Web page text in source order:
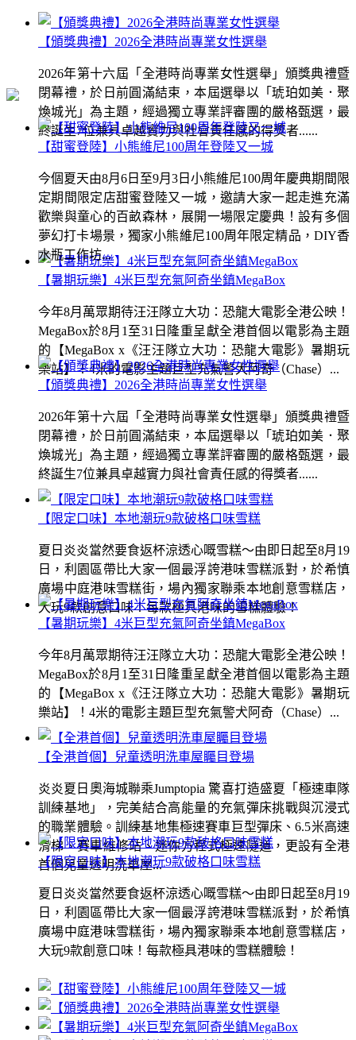
【頒獎典禮】2026全港時尚專業女性選舉
2026年第十六屆「全港時尚專業女性選舉」頒獎典禮暨
閉幕禮，於日前圓滿結束，本屆選舉以「琥珀如美．聚
煥城光」為主題，經過獨立專業評審團的嚴格甄選，最
終誕生7位兼具卓越實力與社會責任感的得獎者......
【暑期玩樂】4米巨型充氣阿奇坐鎮MegaBox
今年8月萬眾期待汪汪隊立大功：恐龍大電影全港公映！
MegaBox於8月1至31日隆重呈獻全港首個以電影為主題
的【MegaBox x《汪汪隊立大功：恐龍大電影》暑期玩
樂站】！4米的電影主題巨型充氣警犬阿奇（Chase）...
【限定口味】本地潮玩9款破格口味雪糕
夏日炎炎當然要食返杯涼透心嘅雪糕～由即日起至8月19
日，利園區帶比大家一個最浮誇港味雪糕派對，於希慎
廣場中庭港味雪糕街，場內獨家聯乘本地創意雪糕店，
大玩9款創意口味！每款極具港味的雪糕體驗！
【全港首個】兒童透明洗車屋矚目登場
炎炎夏日奧海城聯乘Jumptopia 驚喜打造盛夏「極速車隊
訓練基地」，完美結合高能量的充氣彈床挑戰與沉浸式
的職業體驗。訓練基地集極速賽車巨型彈床、6.5米高速
滑梯、賽車維修站、迷你方程式極速隧道，更設有全港
首個兒童透明洗車屋...
【甜蜜登陸】小熊維尼100周年登陸又一城
今個夏天由8月6日至9月3日小熊維尼100周年慶典期間限
定期間限定店甜蜜登陸又一城，邀請大家一起走進充滿
歡樂與童心的百畝森林，展開一場限定慶典！設有多個
夢幻打卡場景，獨家小熊維尼100周年限定精品，DIY香
水瓶工作坊...
【頒獎典禮】2026全港時尚專業女性選舉
2026年第十六屆「全港時尚專業女性選舉」頒獎典禮暨
閉幕禮，於日前圓滿結束，本屆選舉以「琥珀如美．聚
煥城光」為主題，經過獨立專業評審團的嚴格甄選，最
終誕生7位兼具卓越實力與社會責任感的得獎者......
【暑期玩樂】4米巨型充氣阿奇坐鎮MegaBox
今年8月萬眾期待汪汪隊立大功：恐龍大電影全港公映！
MegaBox於8月1至31日隆重呈獻全港首個以電影為主題
的【MegaBox x《汪汪隊立大功：恐龍大電影》暑期玩
樂站】！4米的電影主題巨型充氣警犬阿奇（Chase）...
【限定口味】本地潮玩9款破格口味雪糕
夏日炎炎當然要食返杯涼透心嘅雪糕～由即日起至8月19
日，利園區帶比大家一個最浮誇港味雪糕派對，於希慎
廣場中庭港味雪糕街，場內獨家聯乘本地創意雪糕店，
大玩9款創意口味！每款極具港味的雪糕體驗！